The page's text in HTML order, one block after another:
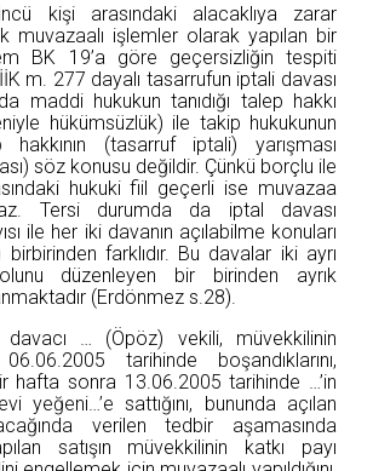
kişi arasındaki alacaklıya zarar
muvazaalı işlemler olarak yapılan bir
BK 19’a göre geçersizliğin tespiti
m. 277 dayalı tasarrufun iptali davası
maddi hukukun tanıdığı talep hakkı
hükümsüzlük) ile takip hukukunun
hakkının (tasarruf iptali) yarışması
söz konusu değildir. Çünkü borçlu ile
hukuki fiil geçerli ise muvazaa
Tersi durumda da iptal davası
ile her iki davanın açılabilme konuları
birbirinden farklıdır. Bu davalar iki ayrı
düzenleyen bir birinden ayrık
(Erdönmez s.28).
… (Öpöz) vekili, müvekkilinin
tarihinde boşandıklarını,
hafta sonra 13.06.2005 tarihinde …’in
yeğeni…’e sattığını, bununda açılan
verilen tedbir aşamasında
satışın müvekkilinin katkı payı